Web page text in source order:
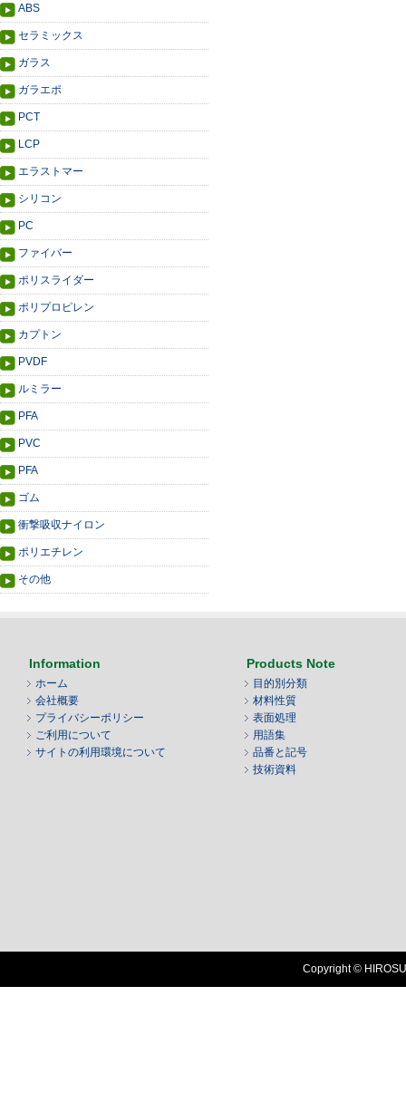
ABS
セラミックス
ガラス
ガラエポ
PCT
LCP
エラストマー
シリコン
PC
ファイバー
ポリスライダー
ポリプロピレン
カプトン
PVDF
ルミラー
PFA
PVC
PFA
ゴム
衝撃吸収ナイロン
ポリエチレン
その他
Information
ホーム
会社概要
プライバシーポリシー
ご利用について
サイトの利用環境について
Products Note
目的別分類
材料性質
表面処理
用語集
品番と記号
技術資料
Copyright ©